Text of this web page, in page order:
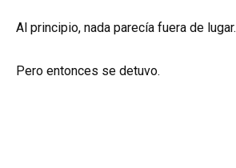
Al principio, nada parecía fuera de lugar.
Pero entonces se detuvo.